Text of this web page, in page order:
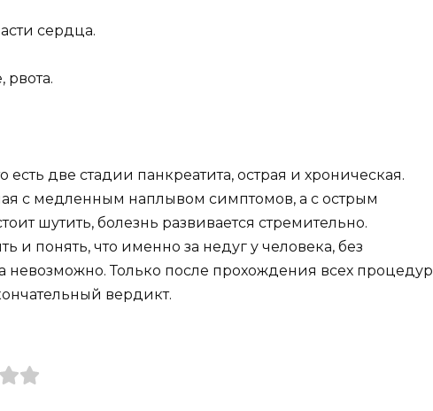
сердца.
рвота.
есть две стадии панкреатита, острая и хроническая.
с медленным наплывом симптомов, а с острым
шутить, болезнь развивается стремительно.
и понять, что именно за недуг у человека, без
невозможно. Только после прохождения всех процедур
вердикт.